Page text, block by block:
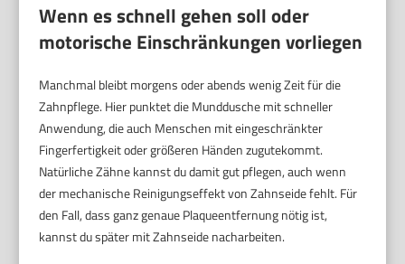
Wenn es schnell gehen soll oder
motorische Einschränkungen vorliegen
Manchmal bleibt morgens oder abends wenig Zeit für die
Zahnpflege. Hier punktet die Munddusche mit schneller
Anwendung, die auch Menschen mit eingeschränkter
Fingerfertigkeit oder größeren Händen zugutekommt.
Natürliche Zähne kannst du damit gut pflegen, auch wenn
der mechanische Reinigungseffekt von Zahnseide fehlt. Für
den Fall, dass ganz genaue Plaqueentfernung nötig ist,
kannst du später mit Zahnseide nacharbeiten.